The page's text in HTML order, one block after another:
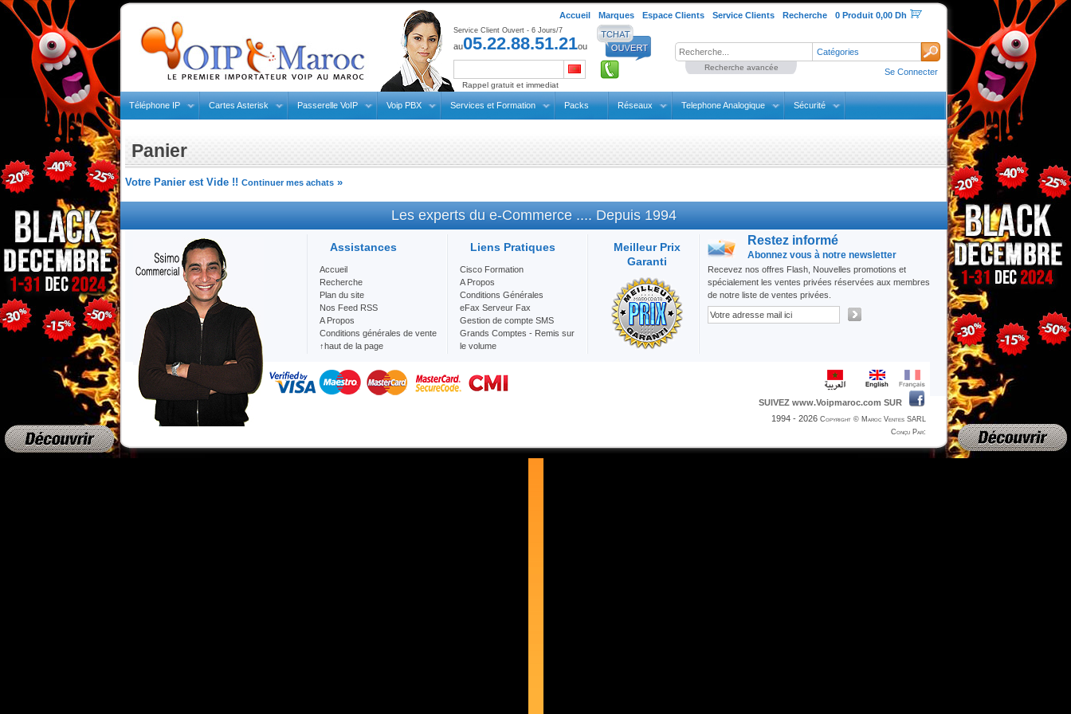
Accueil Marques Espace Clients Service Clients Recherche 0 Produit 0,00 Dh
Catégories
Recherche avancée
Service Client Ouvert - 6 Jours/7
au05.22.88.51.21ou
Rappel gratuit et immediat
Se Connecter
Téléphone IP Cartes Asterisk Passerelle VoIP Voip PBX Services et Formation Packs Réseaux Telephone Analogique Sécurité
Panier
Votre Panier est Vide !! Continuer mes achats»
Les experts du e-Commerce .... Depuis 1994
Assistances
Accueil
Recherche
Plan du site
Nos Feed RSS
A Propos
Conditions générales de vente
↑haut de la page
Liens Pratiques
Cisco Formation
A Propos
Conditions Générales
eFax Serveur Fax
Gestion de compte SMS
Grands Comptes - Remis sur
le volume
Question/Réponse
Maroc - Serveur Asterisk -
Meilleur Prix
Garanti
Restez informé
Abonnez vous à notre newsletter
Recevez nos offres Flash, Nouvelles promotions et
spécialement les ventes privées réservées aux membres
de notre liste de ventes privées.
SUIVEZ www.Voipmaroc.com SUR
1994 - 2026 Copyright © Maroc Ventes SARL
Conçu Par: